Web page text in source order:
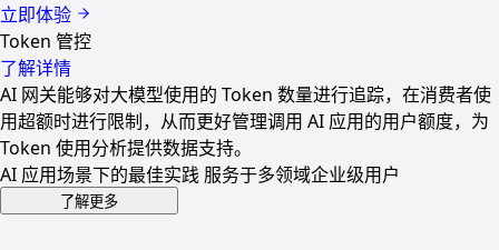
立即体验
Token 管控
了解详情
AI 网关能够对大模型使用的 Token 数量进行追踪，在消费者使
用超额时进行限制，从而更好管理调用 AI 应用的用户额度，为
Token 使用分析提供数据支持。
AI 应用场景下的最佳实践 服务于多领域企业级用户
了解更多